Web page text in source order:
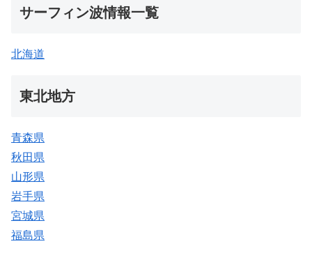
サーフィン波情報一覧
北海道
東北地方
青森県
秋田県
山形県
岩手県
宮城県
福島県